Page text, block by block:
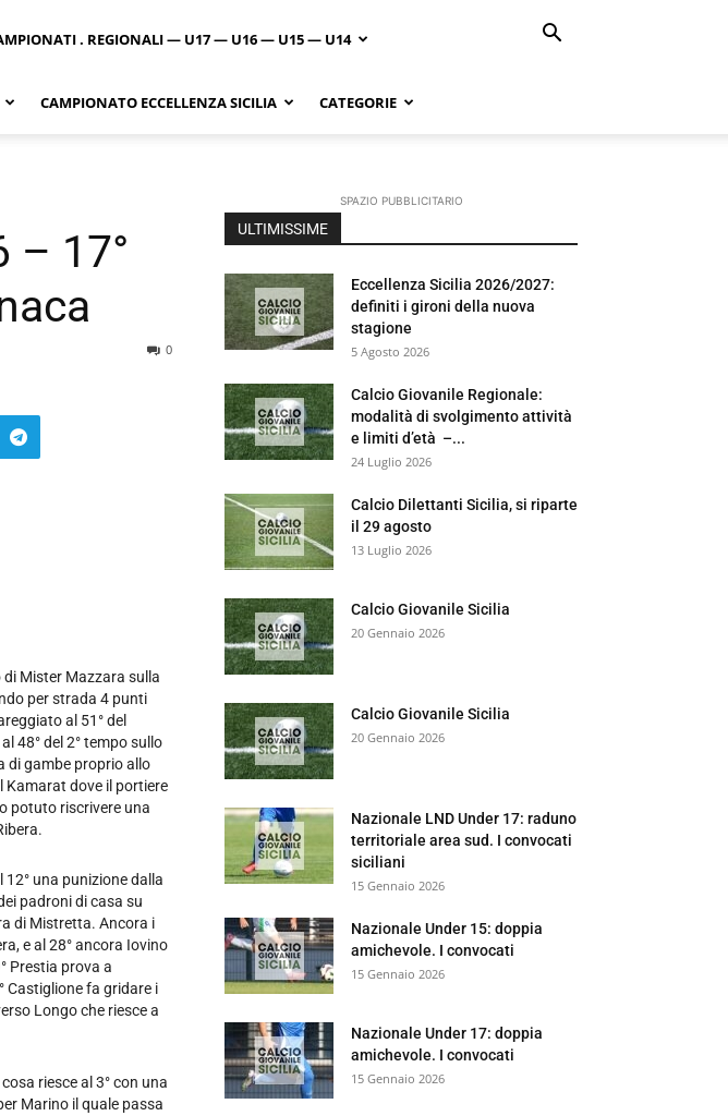
. REGIONALI — U17 — U16 — U15 — U14
CAMPIONATO ECCELLENZA SICILIA CATEGORIE
– 17°
0
di Mister Mazzara sulla
per strada 4 punti
al 51° del
48° del 2° tempo sullo
di gambe proprio allo
Kamarat dove il portiere
potuto riscrivere una
12° una punizione dalla
padroni di casa su
di Mistretta. Ancora i
e al 28° ancora Iovino
Prestia prova a
Castiglione fa gridare i
Longo che riesce a
riesce al 3° con una
Marino il quale passa
SPAZIO PUBBLICITARIO
ULTIMISSIME
Eccellenza Sicilia 2026/2027:
definiti i gironi della nuova
stagione
5 Agosto 2026
Calcio Giovanile Regionale:
modalità di svolgimento attività
e limiti d’età –...
24 Luglio 2026
Calcio Dilettanti Sicilia, si riparte
il 29 agosto
13 Luglio 2026
Calcio Giovanile Sicilia
20 Gennaio 2026
Calcio Giovanile Sicilia
20 Gennaio 2026
Nazionale LND Under 17: raduno
territoriale area sud. I convocati
siciliani
15 Gennaio 2026
Nazionale Under 15: doppia
amichevole. I convocati
15 Gennaio 2026
Nazionale Under 17: doppia
amichevole. I convocati
15 Gennaio 2026